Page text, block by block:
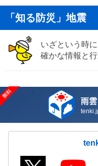
「知る防災」地震
いざという時
確かな情報と
雨